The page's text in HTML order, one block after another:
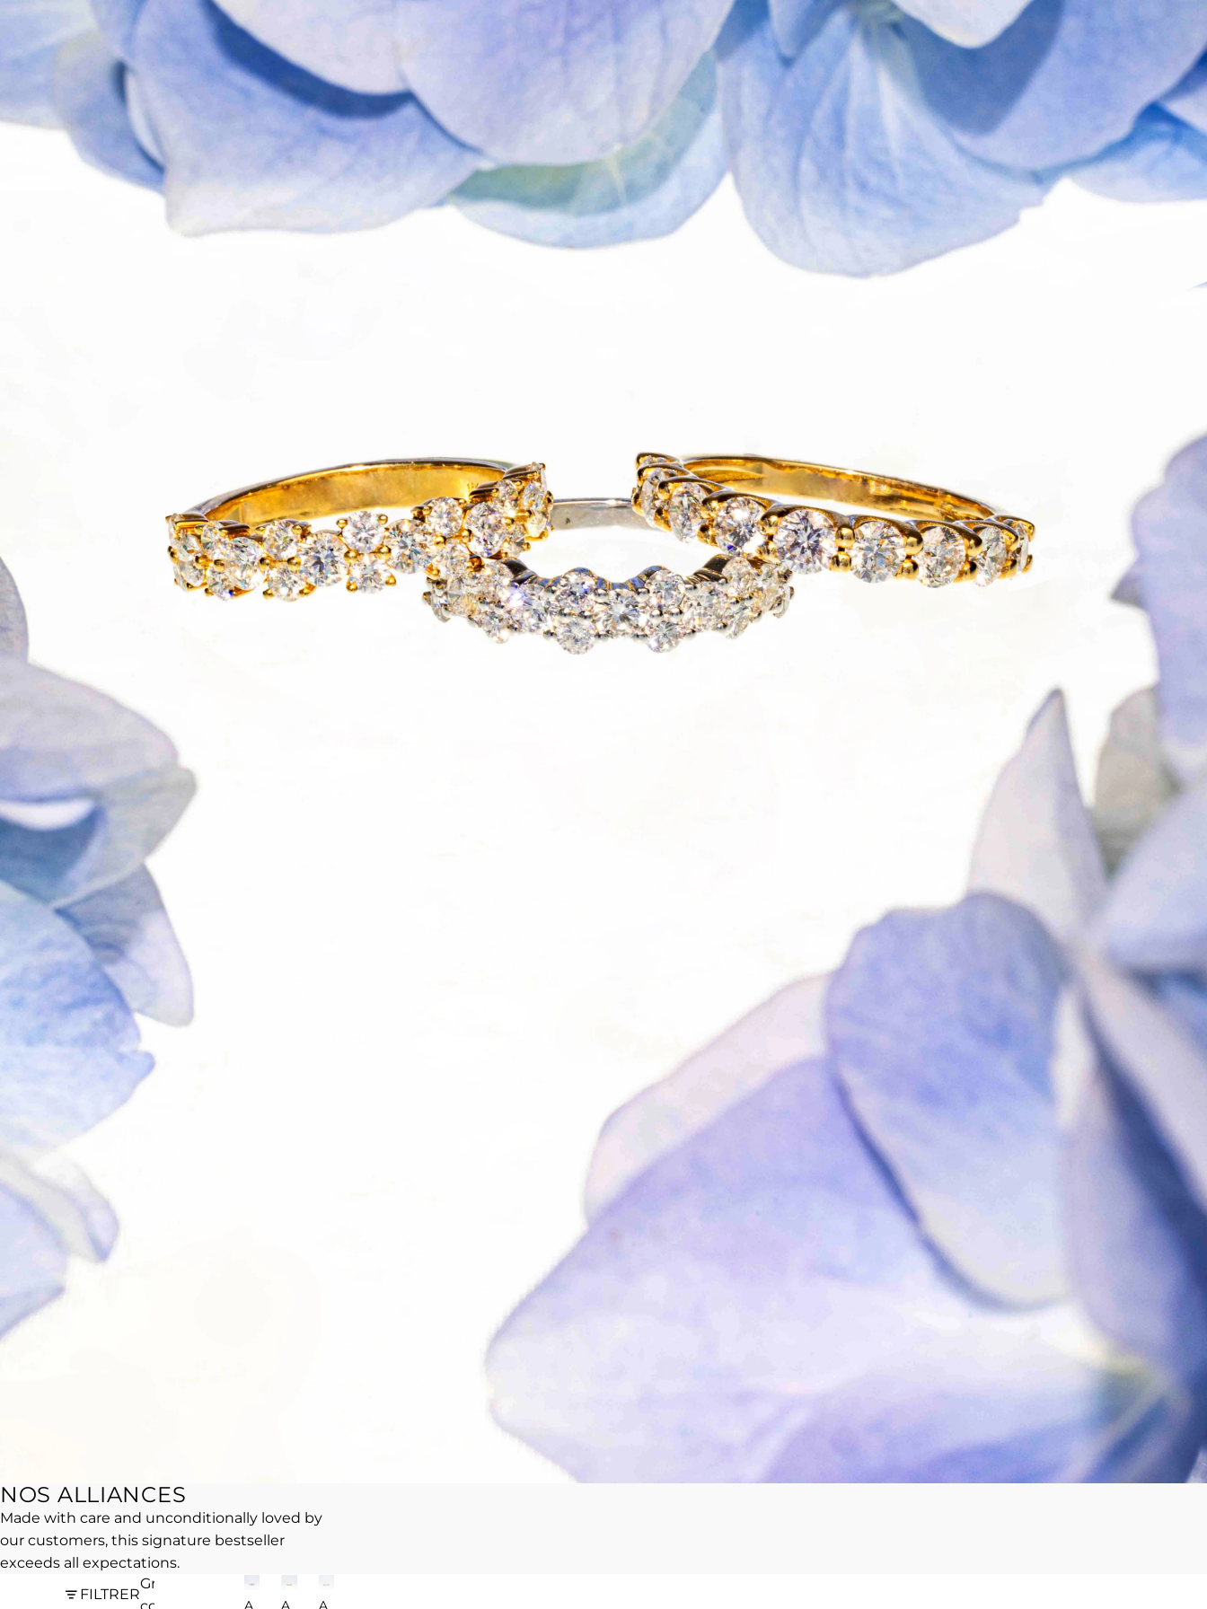
NOS ALLIANCES
Made with care and unconditionally loved by
our customers, this signature bestseller
exceeds all expectations.
FILTRER
Grille de
A A A